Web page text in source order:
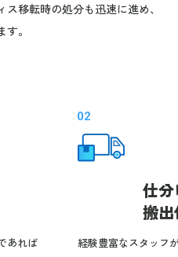
移転時の処分も迅速に進め、
。
あれば
02
仕
搬
経験豊富なスタッフ